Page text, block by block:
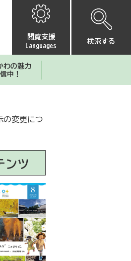
閲覧支援
Languages
検索する
わの魅力
中！
の変更につ
ンツ